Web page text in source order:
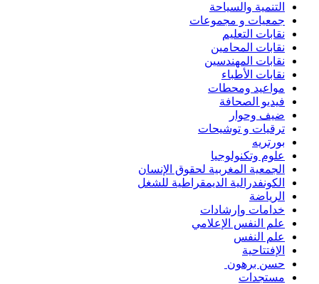
التنمية والسياحة
جمعيات و مجموعات
نقابات التعليم
نقابات المحامين
نقابات المهندسين
نقابات الأطباء
مواعيد ومحطات
فيديو الصحافة
ضيف وحوار
ترقيات و توشيحات
بورتريه
علوم وتكنولوجيا
الجمعية المغربية لحقوق الإنسان
الكونفدرالية الديمقراطية للشغل
الرياضة
خدامات وإرشادات
علم النفس الإعلامي
علم النفس
الإفتتاحية
حسن برهون
مستجدات